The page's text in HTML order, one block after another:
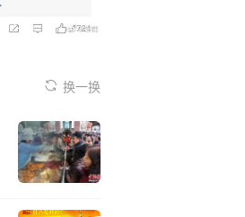
换一换